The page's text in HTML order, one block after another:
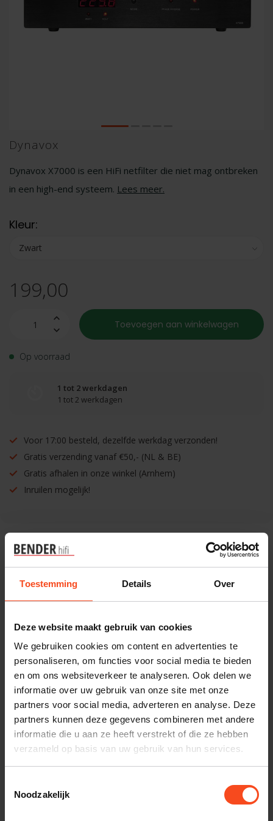
Toestemming Details Over
Deze website maakt gebruik van cookies
We gebruiken cookies om content en advertenties te
personaliseren, om functies voor social media te bieden
en om ons websiteverkeer te analyseren. Ook delen we
informatie over uw gebruik van onze site met onze
partners voor social media, adverteren en analyse. Deze
partners kunnen deze gegevens combineren met andere
informatie die u aan ze heeft verstrekt of die ze hebben
verzameld op basis van uw gebruik van hun services.
Noodzakelijk
Dynavox
Dynavox X7000 is een HiFi netfilter die niet mag ontbreken
in een high-end systeem. Lees meer.
Kleur:
199,00
Toevoegen aan winkelwagen
Op voorraad
1 tot 2 werkdagen
1 tot 2 werkdagen
Voor 17:00 besteld, dezelfde werkdag verzonden!
Gratis verzending vanaf €50,- (NL & BE)
Gratis afhalen in onze winkel (Arnhem)
Inruilen mogelijk!
Benieuwd naar dit product?
klantenservice.
Interesse in product
Productomschrijving